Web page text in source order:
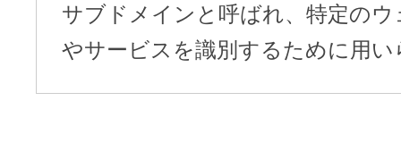
サブドメインと呼ばれ、特定のウ
やサービスを識別するために用い